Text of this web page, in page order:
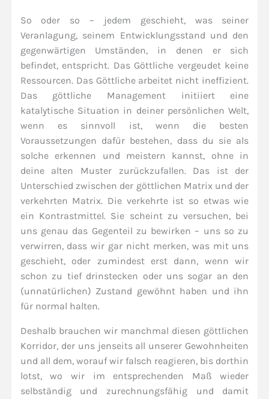
So oder so – jedem geschieht, was seiner
Veranlagung, seinem Entwicklungsstand und den
gegenwärtigen Umständen, in denen er sich
befindet, entspricht. Das Göttliche vergeudet keine
Ressourcen. Das Göttliche arbeitet nicht ineffizient.
Das göttliche Management initiiert eine
katalytische Situation in deiner persönlichen Welt,
wenn es sinnvoll ist, wenn die besten
Voraussetzungen dafür bestehen, dass du sie als
solche erkennen und meistern kannst, ohne in
deine alten Muster zurückzufallen. Das ist der
Unterschied zwischen der göttlichen Matrix und der
verkehrten Matrix. Die verkehrte ist so etwas wie
ein Kontrastmittel. Sie scheint zu versuchen, bei
uns genau das Gegenteil zu bewirken – uns so zu
verwirren, dass wir gar nicht merken, was mit uns
geschieht, oder zumindest erst dann, wenn wir
schon zu tief drinstecken oder uns sogar an den
(unnatürlichen) Zustand gewöhnt haben und ihn
für normal halten.
Deshalb brauchen wir manchmal diesen göttlichen
Korridor, der uns jenseits all unserer Gewohnheiten
und all dem, worauf wir falsch reagieren, bis dorthin
lotst, wo wir im entsprechenden Maß wieder
selbständig und zurechnungsfähig und damit